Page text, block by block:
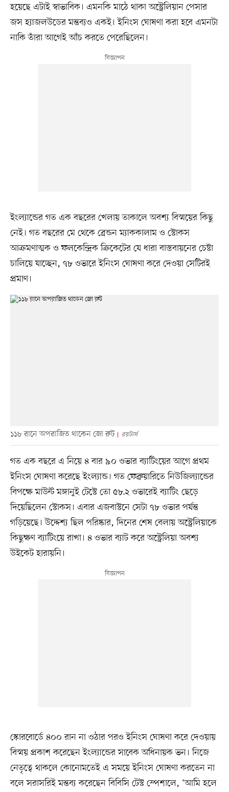
হয়েছে এটাই স্বাভাবিক। এমনকি মাঠে থাকা অস্ট্রেলিয়ান পেসার
জস হ্যাজলউডের মন্তব্যও একই। ইনিংস ঘোষণা করা হবে এমনটা
নাকি তাঁরা আগেই আঁচ করতে পেরেছিলেন।
ইংল্যান্ডের গত এক বছরের খেলায় তাকালে অবশ্য বিস্ময়ের কিছু
নেই। গত বছরের মে থেকে ব্রেন্ডন ম্যাককালাম ও স্টোকস
আক্রমণাত্মক ও ফলকেন্দ্রিক ক্রিকেটের যে ধারা বাস্তবায়নের চেষ্টা
চালিয়ে যাচ্ছেন, ৭৮ ওভারে ইনিংস ঘোষণা করে দেওয়া সেটিরই
প্রমাণ।
১১৮ রানে অপরাজিত থাকেন জো রুট রয়টার্স
গত এক বছরে এ নিয়ে ৪ বার ৯০ ওভার ব্যাটিংয়ের আগে প্রথম
ইনিংস ঘোষণা করেছে ইংল্যান্ড। গত ফেব্রুয়ারিতে নিউজিল্যান্ডের
বিপক্ষে মাউন্ট মঙ্গানুই টেস্টে তো ৫৮.২ ওভারেই ব্যাটিং ছেড়ে
দিয়েছিলেন স্টোকস। এবার এজবাস্টনে সেটা ৭৮ ওভার পর্যন্ত
গড়িয়েছে। উদ্দেশ্য ছিল পরিষ্কার, দিনের শেষ বেলায় অস্ট্রেলিয়াকে
কিছুক্ষণ ব্যাটিংয়ে রাখা। ৪ ওভার ব্যাট করে অস্ট্রেলিয়া অবশ্য
উইকেট হারায়নি।
স্কোরবোর্ডে ৪০০ রান না ওঠার পরও ইনিংস ঘোষণা করে দেওয়ায়
বিস্ময় প্রকাশ করেছেন ইংল্যান্ডের সাবেক অধিনায়ক ভন। নিজে
নেতৃত্বে থাকলে কোনোমতেই এ সময়ে ইনিংস ঘোষণা করতেন না
বলে সরাসরিই মন্তব্য করেছেন বিবিসি টেস্ট স্পেশালে, ‘আমি হলে